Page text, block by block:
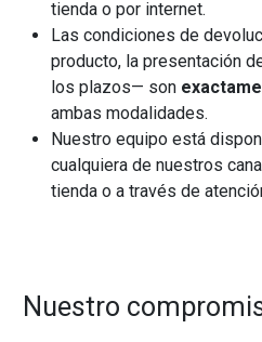
tienda o por internet.
Las condiciones de
producto, la presentación
los plazos— son
ambas modalidades.
Nuestro equipo está
cualquiera de nuestros
tienda o a través de
Nuestro